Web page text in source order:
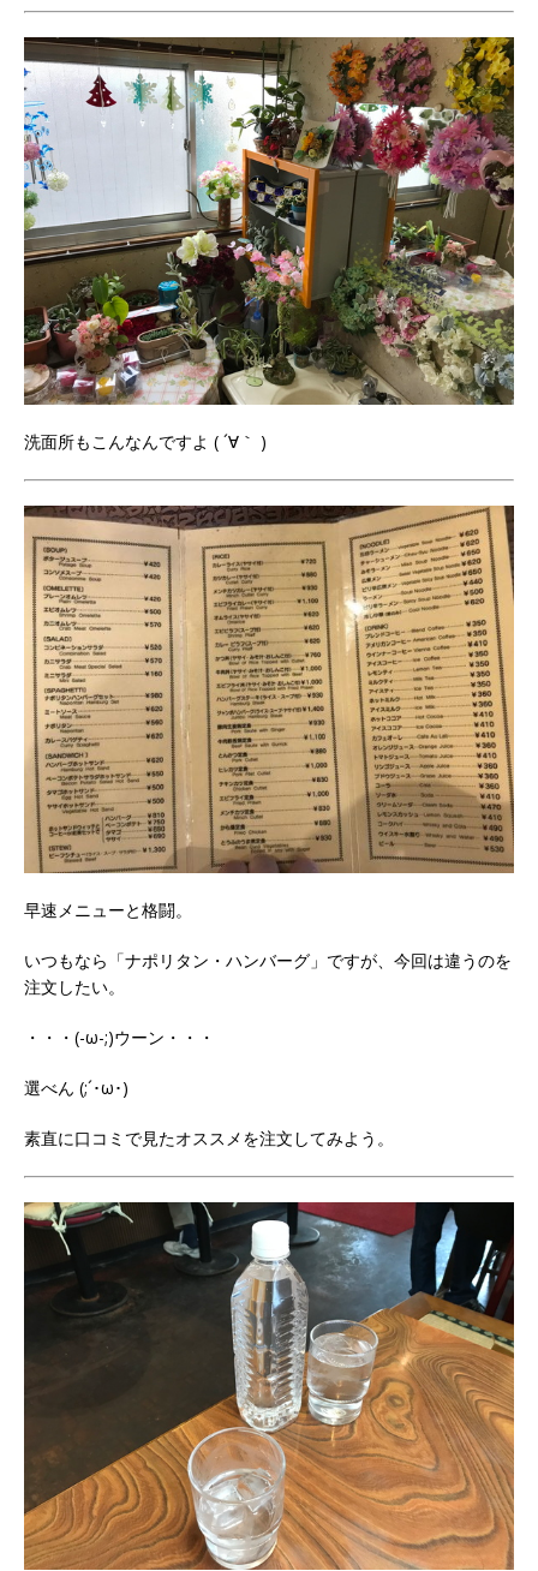
洗面所もこんなんですよ ( ´∀｀ )
早速メニューと格闘。
いつもなら「ナポリタン・ハンバーグ」ですが、今回は違うのを
注文したい。
・・・(-ω-;)ウーン・・・
選べん (;´･ω･)
素直に口コミで見たオススメを注文してみよう。